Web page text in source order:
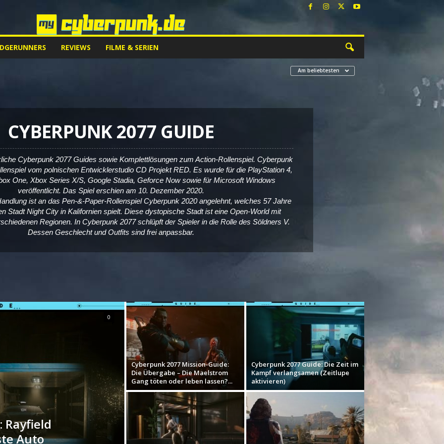
REVIEWS FILME & SERIEN
Am beliebtesten
CYBERPUNK 2077 GUIDE
Cyberpunk 2077 Guides sowie Komplettlösungen zum Action-Rollenspiel. Cyberpunk
vom polnischen Entwicklerstudio CD Projekt RED. Es wurde für die PlayStation 4,
One, Xbox Series X/S, Google Stadia, Geforce Now sowie für Microsoft Windows
veröffentlicht. Das Spiel erschien am 10. Dezember 2020.
ist an das Pen-&-Paper-Rollenspiel Cyberpunk 2020 angelehnt, welches 57 Jahre
Stadt Night City in Kalifornien spielt. Diese dystopische Stadt ist eine Open-World mit
Regionen. In Cyberpunk 2077 schlüpft der Spieler in die Rolle des Söldners V.
Dessen Geschlecht und Outfits sind frei anpassbar.
Rayfield
Auto
0
Cyberpunk 2077 Mission-Guide:
Die Übergabe – Die Maelstrom
Gang töten oder leben lassen?...
Cyberpunk 2077 Guide: Die Zeit im
Kampf verlangsamen (Zeitlupe
aktivieren)